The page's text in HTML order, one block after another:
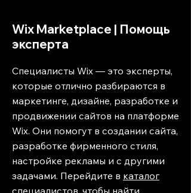
Wix Marketplace | Помощь
эксперта
Специалисты Wix — это эксперты,
которые отлично разбираются в
маркетинге, дизайне, разработке и
продвижении сайтов на платформе
Wix. Они помогут в создании сайта,
разработке фирменного стиля,
настройке рекламы и с другими
задачами. Перейдите в каталог
специалистов, чтобы найти